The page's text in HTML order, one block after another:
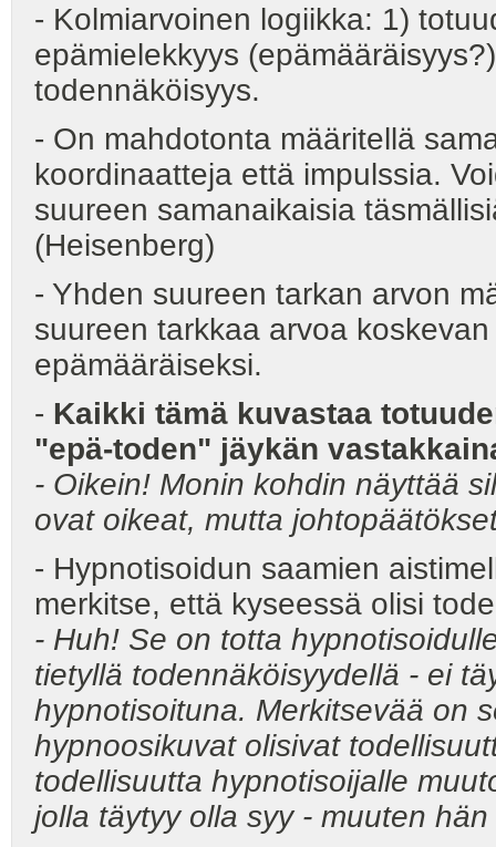
- Kolmiarvoinen logiikka: 1)
epämielekkyys
todennäköisyys.
- On mahdotonta määritellä
koordinaatteja että impulssia.
suureen samanaikaisia
(Heisenberg)
- Yhden suureen tarkan arvon
suureen tarkkaa arvoa
epämääräiseksi.
- Kaikki tämä kuvastaa
"epä-toden" jäykän
- Oikein! Monin kohdin näyttää
ovat oikeat, mutta
- Hypnotisoidun saamien
merkitse, että kyseessä olisi
- Huh! Se on totta
tietyllä todennäköisyydellä - ei
hypnotisoituna. Merkitsevää on
hypnoosikuvat olisivat
todellisuutta hypnotisoijalle
jolla täytyy olla syy - muuten